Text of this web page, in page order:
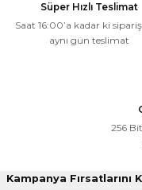
Süper Hızlı Teslimat
Saat 16:00’a kadar ki
aynı gün teslimat
256
Kampanya Fırsatlarını